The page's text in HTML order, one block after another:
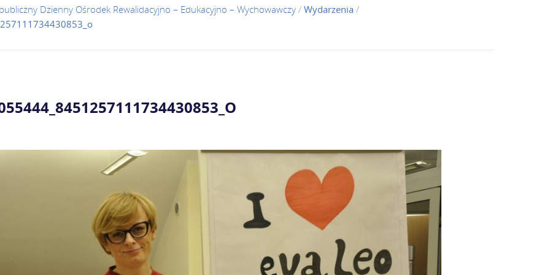
Dzienny Ośrodek Rewalidacyjno – Edukacyjno – Wychowawczy / Wydarzenia /